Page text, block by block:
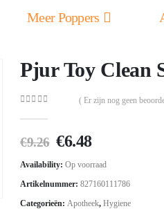
Meer Poppers
Pjur Toy Clean
( Er zijn nog geen
€9.26 Oorspronkelijke
prijs
was:
€9.26.
€6.48Huidige
prijs
is:
€6.48.
Availability: Op voorraad
Artikelnummer: 827160111786
Categorieën: Apotheek, Hygiene